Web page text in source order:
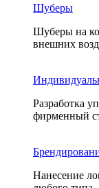
Шуберы
Шуберы на
внешних
Разработка
фирменный
Нанесение